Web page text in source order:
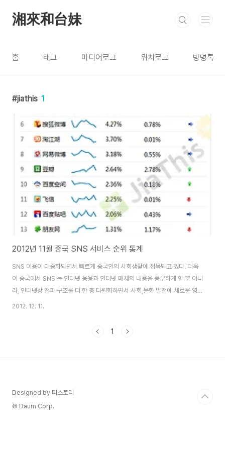
湘來和台妹
홈 태그 미디어로그 위치로그 방명록
jiathis 1
2012년 11월 중국 SNS 서비스 순위 통계
SNS 이용이 대중화되면서 빠르게 중국인의 사회생활에 접목되고 있다. 더욱
이 중국에서 SNS 는 인터넷 응용과 인터넷 매체의 내용을 풍부하게 할 뿐 아니
라, 인터넷상 전파 구조를 더 한 층 다원화하면서 사회,문화 발전에 새로운 영향
을 미치고 있다. 중국인터넷정보센터(CNNIC)에서는 매년 보고서를 발간하고
셜네트워크 서비스를 활발하게 사용하고 있는것으로 파악되고 있다. 2012년
2012. 12. 11.
1
Designed by 티스토리
© Daum Corp.